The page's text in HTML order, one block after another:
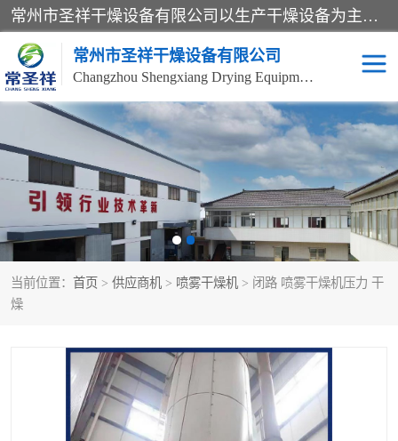
常州市圣祥干燥设备有限公司以生产干燥设备为主导产品，提供：干燥设备、干燥机、混合机、气流干燥机、烘箱、热风循环烘箱、沸腾干燥机、烘干机、喷雾干燥机等产品的生产、制造与销售服务。
常州市圣祥干燥设备有限公司
Changzhou Shengxiang Drying Equipment Co. , Ltd.
当前位置： 首页 > 供应商机 > 喷雾干燥机 > 闭路 喷雾干燥机压力 干
燥
单锥真空干燥机 双锥真空干燥机
气流干燥机 滚筒刮板干燥机
干燥机 闪蒸干燥机
桨叶干燥机 高速混合机
粗粉碎机 带式干燥机
单锥螺带真空干燥机 沸腾干燥机